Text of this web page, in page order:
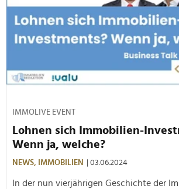
IMMOLIVE EVENT
Lohnen sich Immobilien-
Wenn ja, welche?
NEWS, IMMOBILIEN | 03.06.2024
In der nun vierjährigen Geschichte der